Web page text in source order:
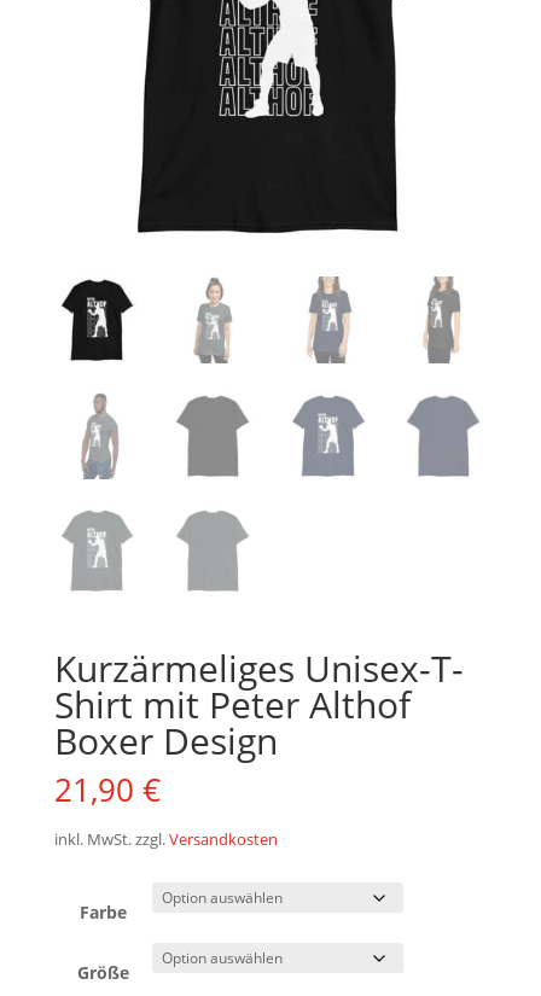
Kurzärmeliges Unisex-T-
Shirt mit Peter Althof
Boxer Design
21,90 €
inkl. MwSt.zzgl.Versandkosten
Farbe
Größe